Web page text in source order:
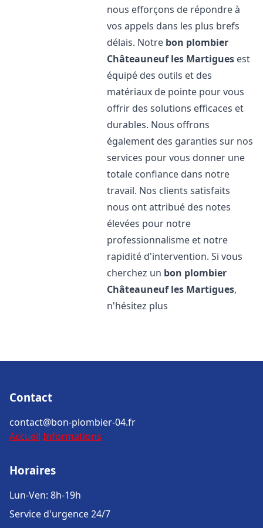
nous efforçons de répondre à
vos appels dans les plus brefs
délais. Notre bon plombier
Châteauneuf les Martigues est
équipé des outils et des
matériaux de pointe pour vous
offrir des solutions efficaces et
durables. Nous offrons
également des garanties sur nos
services pour vous donner une
totale confiance dans notre
travail. Nos clients satisfaits
nous ont attribué des notes
élevées pour notre
professionnalisme et notre
rapidité d'intervention. Si vous
cherchez un bon plombier
Châteauneuf les Martigues,
n'hésitez plus
Contact
contact@bon-plombier-04.fr
Accueil Informations
Horaires
Lun-Ven: 8h-19h
Service d'urgence 24/7